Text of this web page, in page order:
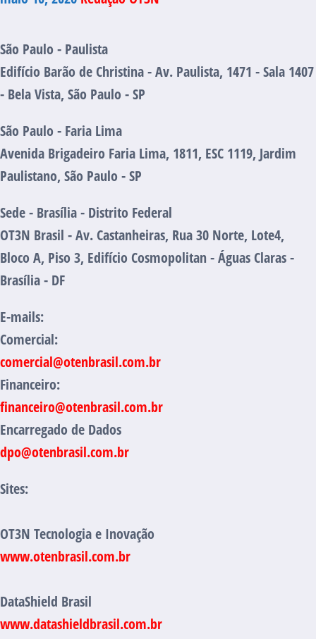
São Paulo - Paulista
Edifício Barão de Christina - Av. Paulista, 1471 - Sala 1407
- Bela Vista, São Paulo - SP
São Paulo - Faria Lima
Avenida Brigadeiro Faria Lima, 1811, ESC 1119, Jardim
Paulistano, São Paulo - SP
Sede - Brasília - Distrito Federal
OT3N Brasil - Av. Castanheiras, Rua 30 Norte, Lote4,
Bloco A, Piso 3, Edifício Cosmopolitan - Águas Claras -
Brasília - DF
E-mails:
Comercial:
comercial@otenbrasil.com.br
Financeiro:
financeiro@otenbrasil.com.br
Encarregado de Dados
dpo@otenbrasil.com.br
Sites:
OT3N Tecnologia e Inovação
www.otenbrasil.com.br
DataShield Brasil
www.datashieldbrasil.com.br